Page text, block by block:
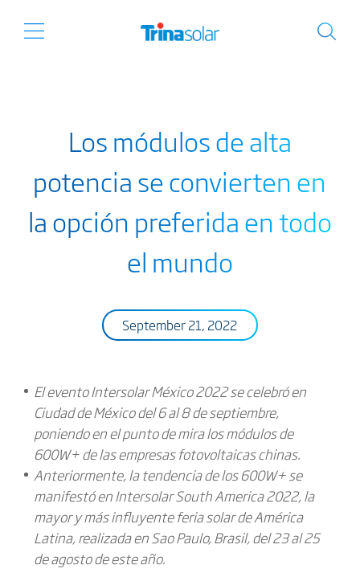
Los módulos de alta
potencia se convierten en
la opción preferida en todo
el mundo
September 21, 2022
El evento Intersolar México 2022 se celebró en
Ciudad de México del 6 al 8 de septiembre,
poniendo en el punto de mira los módulos de
600W+ de las empresas fotovoltaicas chinas.
Anteriormente, la tendencia de los 600W+ se
manifestó en Intersolar South America 2022, la
mayor y más influyente feria solar de América
Latina, realizada en Sao Paulo, Brasil, del 23 al 25
de agosto de este año.